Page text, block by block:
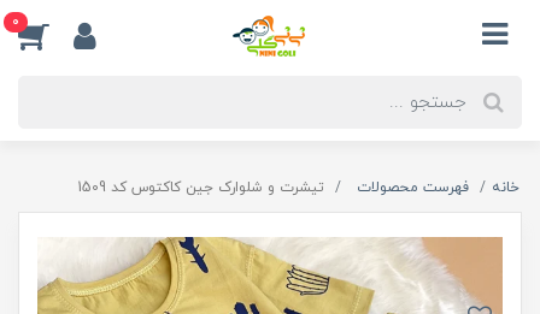
0
خانه فهرست محصولات تیشرت و شلوارک جین کاکتوس کد 1509